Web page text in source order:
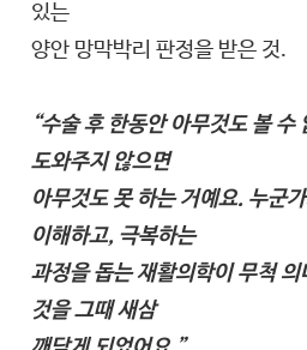
있는
양안 망막박리 판정을 받은 것.
“수술 후 한동안 아무것도 볼 수
도와주지 않으면
아무것도 못 하는 거예요. 누군
이해하고, 극복하는
과정을 돕는 재활의학이 무척
것을 그때 새삼